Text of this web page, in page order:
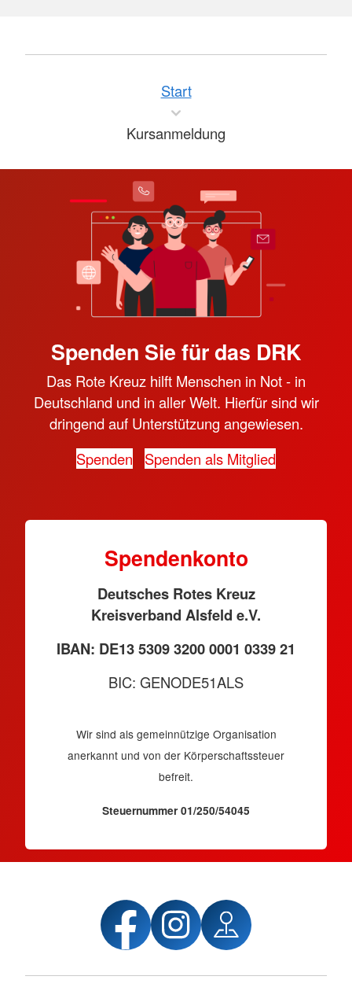
Start
Kursanmeldung
Spenden Sie für das DRK
Das Rote Kreuz hilft Menschen in Not - in
Deutschland und in aller Welt. Hierfür sind wir
dringend auf Unterstützung angewiesen.
Spenden
Spenden als Mitglied
Spendenkonto
Deutsches Rotes Kreuz
Kreisverband Alsfeld e.V.
IBAN: DE13 5309 3200 0001 0339 21
BIC: GENODE51ALS
Wir sind als gemeinnützige Organisation
anerkannt und von der Körperschaftssteuer
befreit.
Steuernummer 01/250/54045